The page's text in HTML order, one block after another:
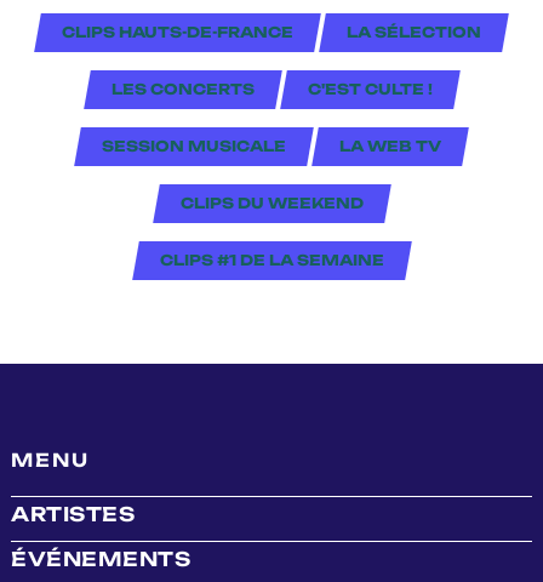
CLIPS HAUTS-DE-FRANCE LA SÉLECTION
LES CONCERTS C'EST CULTE !
SESSION MUSICALE LA WEB TV
CLIPS DU WEEKEND
CLIPS #1 DE LA SEMAINE
MENU
ARTISTES
ÉVÉNEMENTS